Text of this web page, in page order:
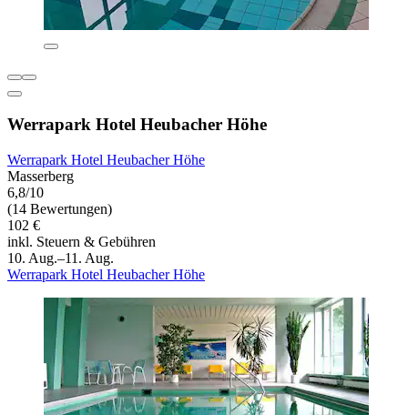
Werrapark Hotel Heubacher Höhe
Werrapark Hotel Heubacher Höhe
Masserberg
6,8/10
(14 Bewertungen)
102 €
inkl. Steuern & Gebühren
10. Aug.–11. Aug.
Werrapark Hotel Heubacher Höhe